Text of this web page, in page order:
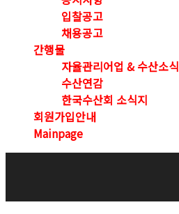
입찰공고
채용공고
간행물
자율관리어업 & 수산소식
수산연감
한국수산회 소식지
회원가입안내
Mainpage